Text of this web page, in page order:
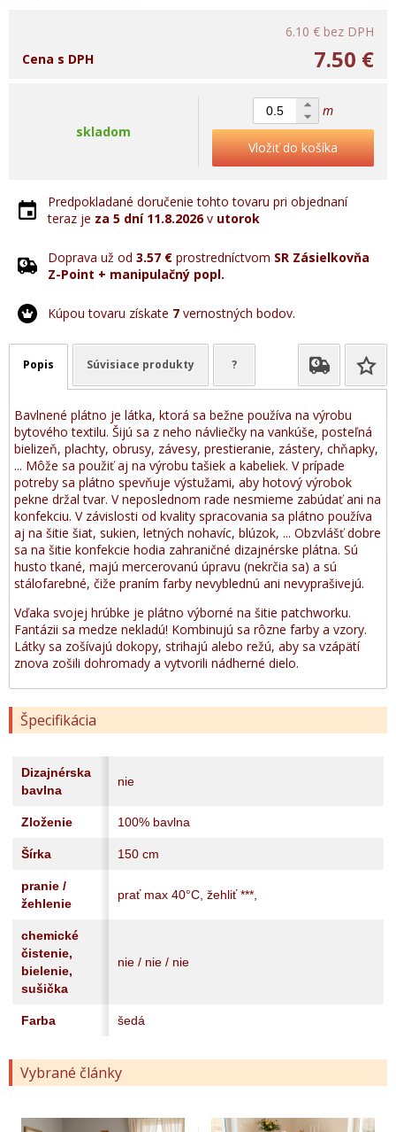
6.10 € bez DPH
7.50 €
Cena s DPH
skladom
m
Vložiť do košíka
Predpokladané doručenie tohto tovaru pri objednaní
teraz je za 5 dní 11.8.2026v utorok
Doprava už od 3.57 € prostredníctvom SR Zásielkovňa
Z-Point + manipulačný popl.
Kúpou tovaru získate 7 vernostných bodov.
Popis Súvisiace produkty ?
Bavlnené plátno je látka, ktorá sa bežne používa na výrobu
bytového textilu. Šijú sa z neho návliečky na vankúše, posteľná
bielizeň, plachty, obrusy, závesy, prestieranie, zástery, chňapky,
... Môže sa použiť aj na výrobu tašiek a kabeliek. V prípade
potreby sa plátno spevňuje výstužami, aby hotový výrobok
pekne držal tvar. V neposlednom rade nesmieme zabúdať ani na
konfekciu. V závislosti od kvality spracovania sa plátno používa
aj na šitie šiat, sukien, letných nohavíc, blúzok, ... Obzvlášť dobre
sa na šitie konfekcie hodia zahraničné dizajnérske plátna. Sú
husto tkané, majú mercerovanú úpravu (nekrčia sa) a sú
stálofarebné, čiže praním farby nevyblednú ani nevyprašivejú.
Vďaka svojej hrúbke je plátno výborné na šitie patchworku.
Fantázii sa medze nekladú! Kombinujú sa rôzne farby a vzory.
Látky sa zošívajú dokopy, strihajú alebo režú, aby sa vzápätí
znova zošili dohromady a vytvorili nádherné dielo.
Špecifikácia
Dizajnérska
bavlna
nie
Zloženie 100% bavlna
Šírka 150 cm
pranie /
žehlenie
prať max 40°C, žehliť ***,
chemické
čistenie,
bielenie,
sušička
nie / nie / nie
Farba šedá
Vybrané články